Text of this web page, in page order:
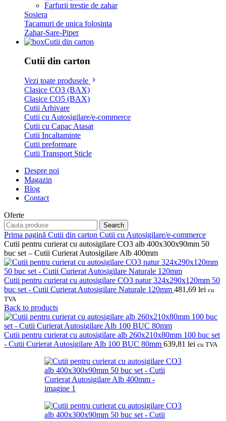
Farfurii trestie de zahar
Sosiera
Tacamuri de unica folosinta
Zahar-Sare-Piper
Cutii din carton
Cutii din carton
Vezi toate produsele
Clasice CO3 (BAX)
Clasice CO5 (BAX)
Cutii Arhivare
Cutii cu Autosigilare/e-commerce
Cutii cu Capac Atasat
Cutii Incaltaminte
Cutii preformare
Cutii Transport Sticle
Despre noi
Magazin
Blog
Contact
Oferte
Search
Prima pagină Cutii din carton Cutii cu Autosigilare/e-commerce
Cutii pentru curierat cu autosigilare CO3 alb 400x300x90mm 50
buc set – Cutii Curierat Autosigilare Alb 400mm
Cutii pentru curierat cu autosigilare CO3 natur 324x290x120mm 50
buc set - Cutii Curierat Autosigilare Naturale 120mm 481,69 lei cu
TVA
Back to products
Cutii pentru curierat cu autosigilare alb 260x210x80mm 100 buc set
- Cutii Curierat Autosigilare Alb 100 BUC 80mm 639,81 lei cu TVA